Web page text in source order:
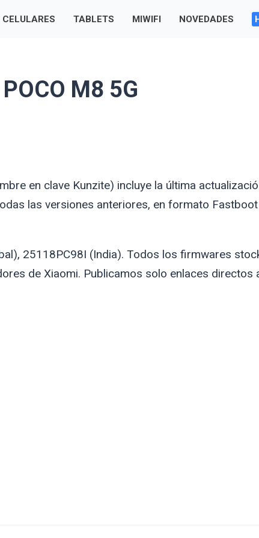
CELULARES TABLETS MIWIFI NOVEDADES
M8 5G
en clave Kunzite) incluye la última
las versiones anteriores, en formato Fastboot
25118PC98I (India). Todos los firmwares
de Xiaomi. Publicamos solo enlaces directos